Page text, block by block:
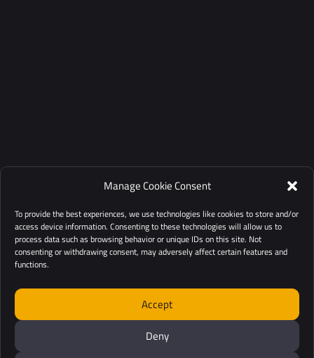
Manage Cookie Consent
To provide the best experiences, we use technologies like cookies to store and/or
access device information. Consenting to these technologies will allow us to
process data such as browsing behavior or unique IDs on this site. Not
consenting or withdrawing consent, may adversely affect certain features and
functions.
Accept
Deny